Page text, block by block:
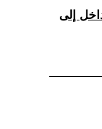
إلى